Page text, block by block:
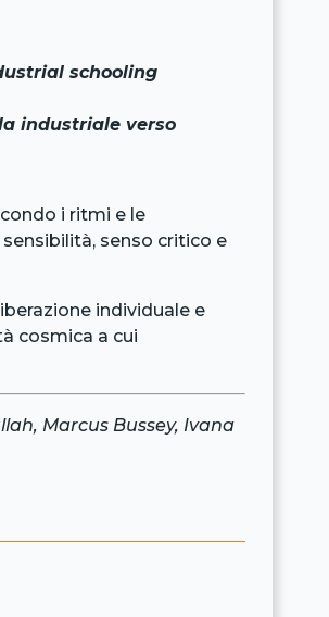
schooling
industriale verso
i ritmi e le
senso critico e
individuale e
cosmica a cui
Marcus Bussey, Ivana